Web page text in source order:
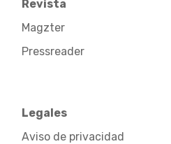
Revista
Magzter
Pressreader
Legales
Aviso de privacidad